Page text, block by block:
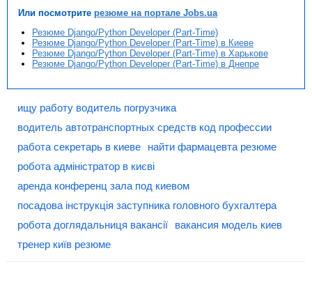
Или посмотрите резюме на портале Jobs.ua
Резюме Django/Python Developer (Part-Time)
Резюме Django/Python Developer (Part-Time) в Киеве
Резюме Django/Python Developer (Part-Time) в Харькове
Резюме Django/Python Developer (Part-Time) в Днепре
ищу работу водитель погрузчика
водитель автотранспортных средств код профессии
работа секретарь в киеве
найти фармацевта резюме
робота адміністратор в києві
аренда конференц зала под киевом
посадова інструкція заступника головного бухгалтера
робота доглядальниця вакансії
вакансия модель киев
тренер київ резюме